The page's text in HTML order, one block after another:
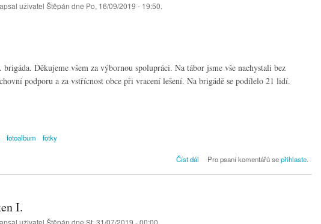
uživatel Štěpán dne Po, 16/09/2019 - 19:50.
Děkujeme všem za výbornou spolupráci. Na tábor jsme vše nachystali bez
podporu a za vstřícnost obce při vracení lešení. Na brigádě se podílelo 21 lidí.
fotoalbum fotky
Číst dál Brigáda - Výměna oken II.
Pro psaní komentářů sepřihlaste.
I.